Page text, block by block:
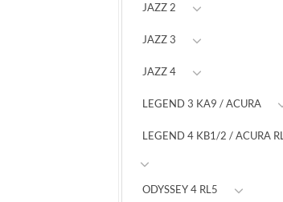
JAZZ 2
JAZZ 3
JAZZ 4
LEGEND 3 KA9 / ACURA
LEGEND 4 KB1/2 / ACURA RL
ODYSSEY 4 RL5